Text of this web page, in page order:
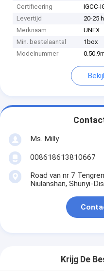
Certificering
IGCC-
Levertijd
20-25
Merknaam
UNEX
Min. bestelaantal
1box
Modelnummer
Ms. Milly
008618613810667
Road van nr 7
Niulanshan, Shunyi-
Krijg De